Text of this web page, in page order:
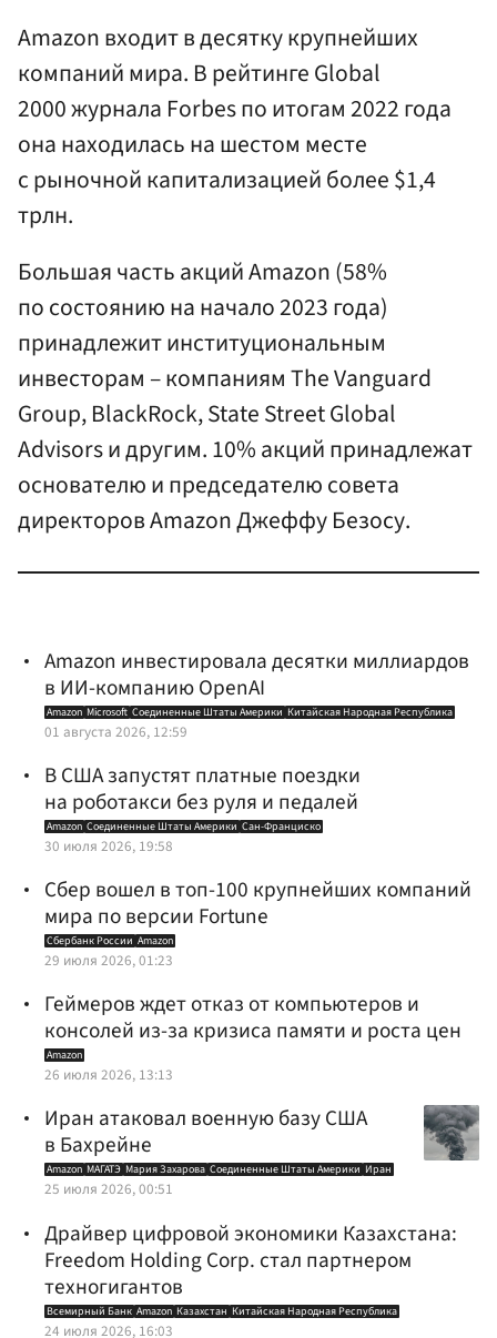
Amazon входит в десятку крупнейших
компаний мира. В рейтинге Global
2000 журнала Forbes по итогам 2022 года
она находилась на шестом месте
с рыночной капитализацией более $1,4
трлн.
Большая часть акций Amazon (58%
по состоянию на начало 2023 года)
принадлежит институциональным
инвесторам – компаниям The Vanguard
Group, BlackRock, State Street Global
Advisors и другим. 10% акций принадлежат
основателю и председателю совета
директоров Amazon Джеффу Безосу.
Amazon инвестировала десятки миллиардов
в ИИ-компанию OpenAI
Amazon Microsoft Соединенные Штаты Америки Китайская Народная Республика
01 августа 2026, 12:59
В США запустят платные поездки
на роботакси без руля и педалей
Amazon Соединенные Штаты Америки Сан-Франциско
30 июля 2026, 19:58
Сбер вошел в топ-100 крупнейших компаний
мира по версии Fortune
Сбербанк России Amazon
29 июля 2026, 01:23
Геймеров ждет отказ от компьютеров и
консолей из-за кризиса памяти и роста цен
Amazon
26 июля 2026, 13:13
Иран атаковал военную базу США
в Бахрейне
Amazon МАГАТЭ Мария Захарова Соединенные Штаты Америки Иран
25 июля 2026, 00:51
Драйвер цифровой экономики Казахстана:
Freedom Holding Corp. стал партнером
техногигантов
Всемирный Банк Amazon Казахстан Китайская Народная Республика
24 июля 2026, 16:03